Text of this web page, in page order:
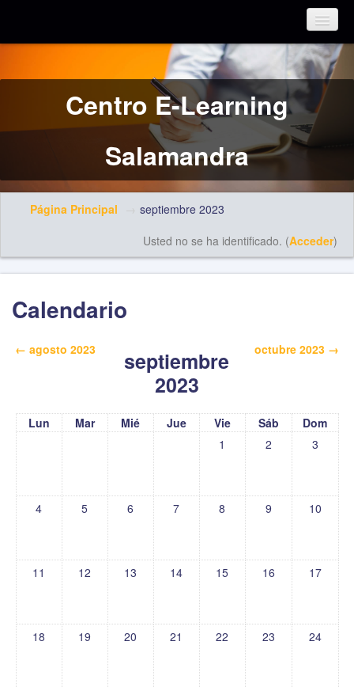
Centro E-Learning
Salamandra
Página Principal → septiembre 2023
Usted no se ha identificado. (Acceder)
Calendario
← agosto 2023
septiembre
2023
octubre 2023 →
Lun Mar Mié Jue Vie Sáb
Dom
1
2 3
4 5 6 7 8 9 10
11 12 13 14 15 16 17
18 19 20 21 22 23 24